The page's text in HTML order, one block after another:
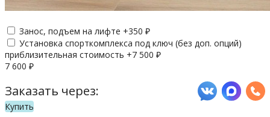
Занос, подъем на лифте +350 ₽
Установка спорткомплекса под ключ (без доп. опций)
приблизительная стоимость +7 500 ₽
7 600 ₽
Заказать через:
Купить